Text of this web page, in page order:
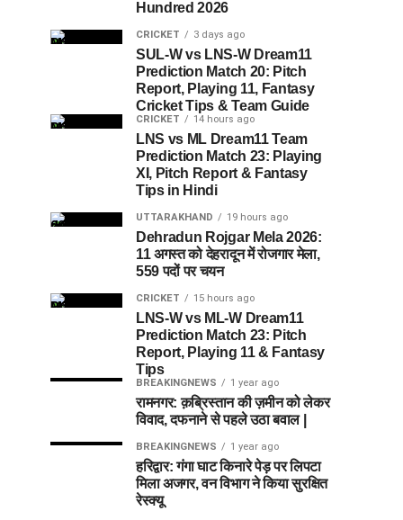
Hundred 2026
CRICKET 3 days ago
SUL-W vs LNS-W Dream11
Prediction Match 20: Pitch
Report, Playing 11, Fantasy
Cricket Tips & Team Guide
CRICKET 14 hours ago
LNS vs ML Dream11 Team
Prediction Match 23: Playing
XI, Pitch Report & Fantasy
Tips in Hindi
UTTARAKHAND 19 hours ago
Dehradun Rojgar Mela 2026:
11 अगस्त को देहरादून में रोजगार मेला,
559 पदों पर चयन
CRICKET 15 hours ago
LNS-W vs ML-W Dream11
Prediction Match 23: Pitch
Report, Playing 11 & Fantasy
Tips
BREAKINGNEWS 1 year ago
रामनगर: क़ब्रिस्तान की ज़मीन को लेकर
विवाद, दफनाने से पहले उठा बवाल |
BREAKINGNEWS 1 year ago
हरिद्वार: गंगा घाट किनारे पेड़ पर लिपटा
मिला अजगर, वन विभाग ने किया सुरक्षित
रेस्क्यू